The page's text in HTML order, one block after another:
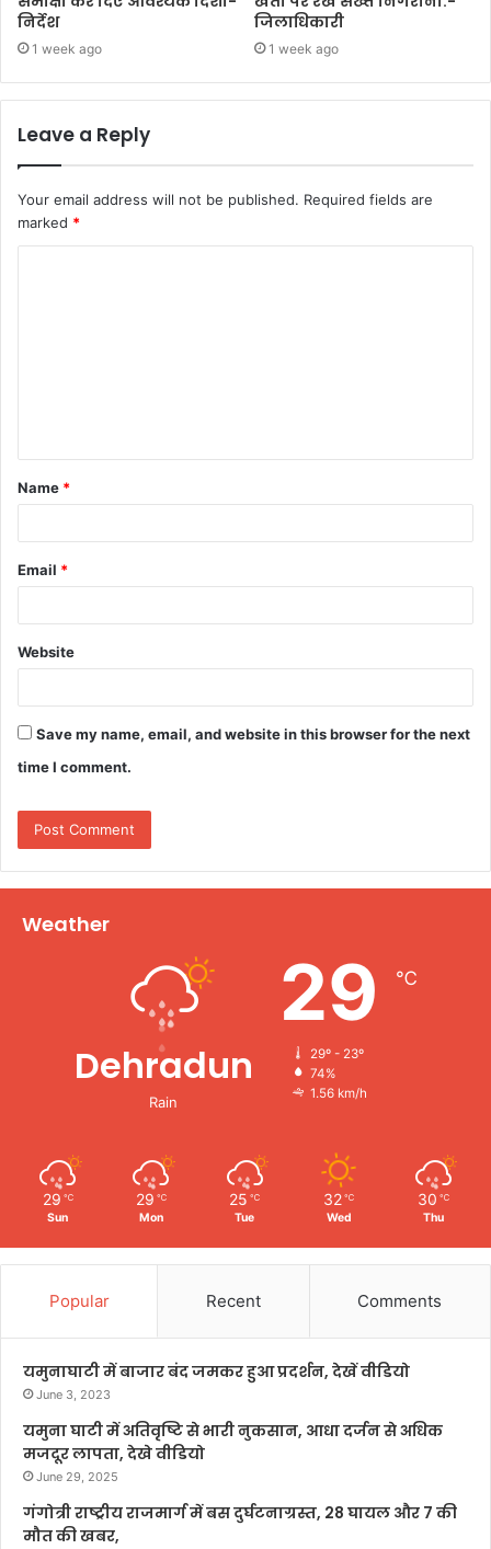
निर्देश
1 week ago
जिलाधिकारी
1 week ago
Leave a Reply
Your email address will not be published. Required fields are
marked *
t
*
Name *
Email *
Website
Save my name, email, and website in this browser for the next
time I comment.
Weather
Dehradun
Rain
29 ℃
29º - 23º
74%
1.56 km/h
29 ℃
Sun
29 ℃
Mon
25 ℃
Tue
32 ℃
Wed
30 ℃
Thu
Popular Recent Comments
यमुनाघाटी में बाजार बंद जमकर हुआ प्रदर्शन, देखें वीडियो
June 3, 2023
यमुना घाटी में अतिवृष्टि से भारी नुकसान, आधा दर्जन से अधिक
मजदूर लापता, देखे वीडियो
June 29, 2025
गंगोत्री राष्ट्रीय राजमार्ग में बस दुर्घटनाग्रस्त, 28 घायल और 7 की
मौत की खबर,